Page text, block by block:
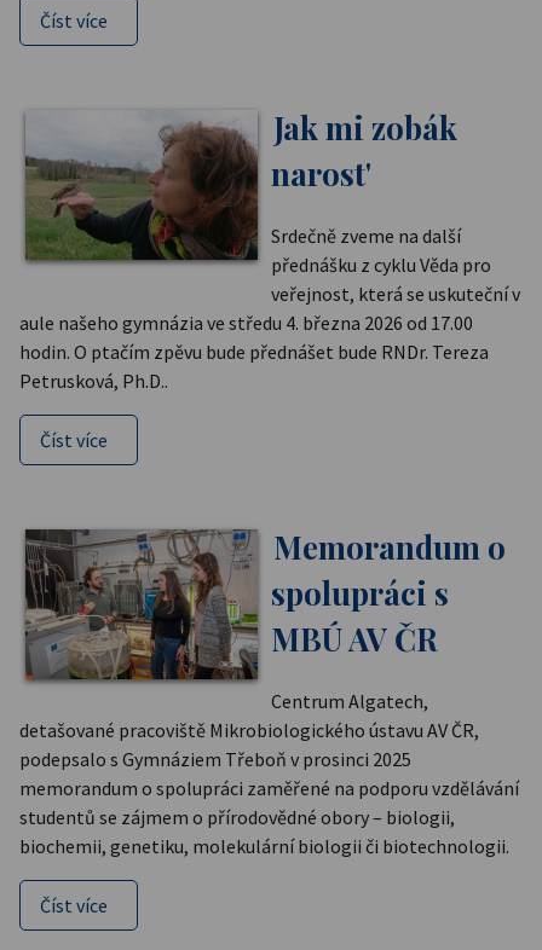
Číst více
Jak mi zobák
narost'
Srdečně zveme na další
přednášku z cyklu Věda pro
veřejnost, která se uskuteční v
aule našeho gymnázia ve středu 4. března 2026 od 17.00
hodin. O ptačím zpěvu bude přednášet bude RNDr. Tereza
Petrusková, Ph.D..
Číst více
Memorandum o
spolupráci s
MBÚ AV ČR
Centrum Algatech,
detašované pracoviště Mikrobiologického ústavu AV ČR,
podepsalo s Gymnáziem Třeboň v prosinci 2025
memorandum o spolupráci zaměřené na podporu vzdělávání
studentů se zájmem o přírodovědné obory – biologii,
biochemii, genetiku, molekulární biologii či biotechnologii.
Číst více